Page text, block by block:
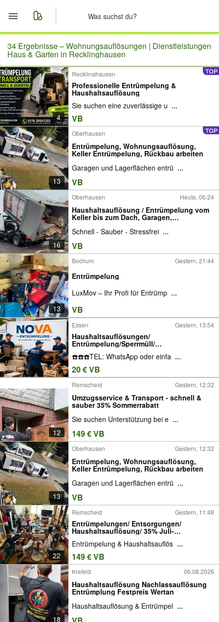
Start
Merkliste
Nachrichten
Anzeige aufgeben
34 Ergebnisse –Wohnungsauflösungen | Dienstleistungen
Haus & Garten in Recklinghausen
4
Recklinghausen
Professionelle Entrümpelung &
Haushaltsauflösung
Sie suchen eine zuverlässige u ...
VB
13
Oberhausen
Entrümpelung, Wohnungsauflösung,
Keller Entrümpelung, Rückbau arbeiten
Garagen und Lagerflächen entrü ...
VB
16
Oberhausen Heute, 06:24
Haushaltsauflösung / Entrümpelung vom
Keller bis zum Dach, Garagen,
Garagen,Keller usw.
Schnell - Sauber - Stressfrei ...
VB
13
Bochum Gestern, 21:44
Entrümpelung
LuxMov – Ihr Profi für Entrümp ...
VB
Essen Gestern, 13:54
Haushaltsauflösungen/
Entrümpelung/Sperrmüll/
Entsorgung/Keller/Schrott Abholung
☎️☎️☎️TEL: WhatsApp oder einfa ...
20 € VB
12
Remscheid Gestern, 12:32
Umzugsservice & Transport - schnell &
sauber 35% Sommerrabatt
Sie suchen Unterstützung bei e ...
149 € VB
13
Oberhausen Gestern, 12:32
Entrümpelung, Wohnungsauflösung,
Keller Entrümpelung, Rückbau arbeiten
Garagen und Lagerflächen entrü ...
VB
22
Remscheid Gestern, 11:48
Entrümpelungen/ Entsorgungen/
Haushaltsauflösung/ 35% Juli-
Aktionsrabatt/ fair-schnell
Entrümpelung & Haushaltsauflös ...
149 € VB
18
Krefeld 06.08.2026
Haushaltsauflösung Nachlassauflösung
Entrümplung Festpreis Wertan
Haushaltsauflösung & Entrümpel ...